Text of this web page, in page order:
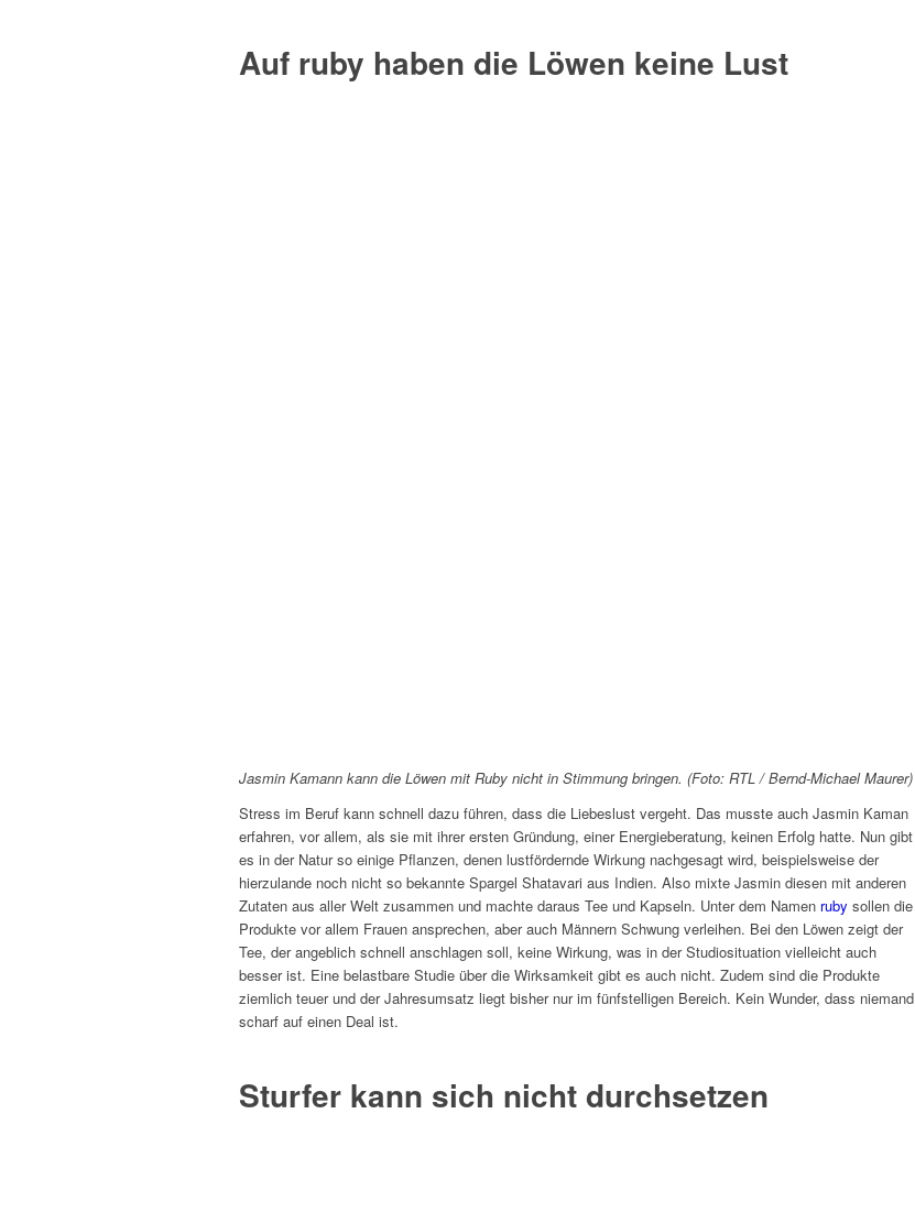
Auf ruby haben die Löwen keine Lust
Jasmin Kamann kann die Löwen mit Ruby nicht in Stimmung bringen. (Foto: RTL / Bernd-Michael Maurer)
Stress im Beruf kann schnell dazu führen, dass die Liebeslust vergeht. Das musste auch Jasmin Kaman
erfahren, vor allem, als sie mit ihrer ersten Gründung, einer Energieberatung, keinen Erfolg hatte. Nun gibt
es in der Natur so einige Pflanzen, denen lustfördernde Wirkung nachgesagt wird, beispielsweise der
hierzulande noch nicht so bekannte Spargel Shatavari aus Indien. Also mixte Jasmin diesen mit anderen
Zutaten aus aller Welt zusammen und machte daraus Tee und Kapseln. Unter dem Namen ruby sollen die
Produkte vor allem Frauen ansprechen, aber auch Männern Schwung verleihen. Bei den Löwen zeigt der
Tee, der angeblich schnell anschlagen soll, keine Wirkung, was in der Studiosituation vielleicht auch
besser ist. Eine belastbare Studie über die Wirksamkeit gibt es auch nicht. Zudem sind die Produkte
ziemlich teuer und der Jahresumsatz liegt bisher nur im fünfstelligen Bereich. Kein Wunder, dass niemand
scharf auf einen Deal ist.
Sturfer kann sich nicht durchsetzen